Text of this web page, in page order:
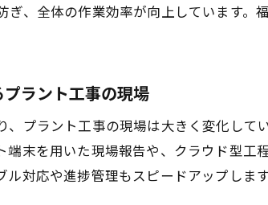
ぎ、全体の作業効率が向上しています
ラント工事の現場
、プラント工事の現場は大きく変化し
端末を用いた現場報告や、クラウド型
ル対応や進捗管理もスピードアップし